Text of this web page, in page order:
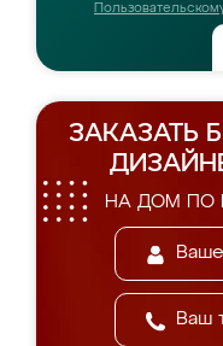
ЗАКАЗАТЬ
НА ДОМ ПО